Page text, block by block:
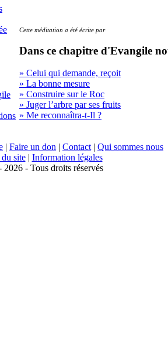
Cette méditation a été écrite par
Dans ce chapitre d'Evangile
» Celui qui demande, reçoit
» La bonne mesure
» Construire sur le Roc
» Juger l’arbre par ses fruits
» Me reconnaîtra-t-Il ?
| Faire un don | Contact | Qui sommes nous
site| Information légales
- Tous droits réservés